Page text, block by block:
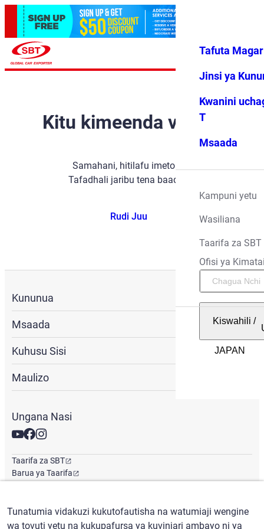
Vipendwa
Menyu
Tafuta
Jinsi ya
Kwanini
T
Msaada
Kampuni yetu
Wasiliana
Taarifa za SBT
Ofisi ya
Kiswahili /
Kitu kimeenda vibaya
Samahani, hitilafu imetokea.
Tafadhali jaribu tena baadaye.
Rudi Juu
Kununua
Msaada
Kuhusu Sisi
Maulizo
Ungana Nasi
Taarifa za SBT
Barua ya Taarifa
Kiswahili/ ($) USD
Tunatumia vidakuzi kukutofautisha na watumiaji wengine
wa tovuti yetu na kukupafursa ya kuvinjari ambayo ni ya